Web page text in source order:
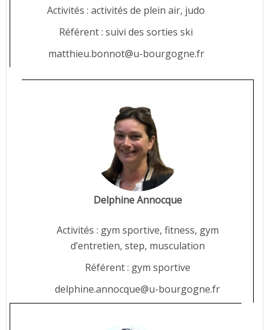
Activités : activités de plein air, judo
Référent : suivi des sorties ski
matthieu.bonnot@u-bourgogne.fr
Delphine Annocque
Activités : gym sportive, fitness, gym
d’entretien, step, musculation
Référent : gym sportive
delphine.annocque@u-bourgogne.fr